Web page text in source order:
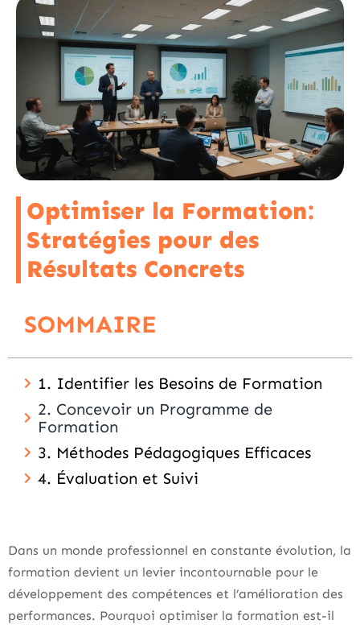
Optimiser la Formation:
Stratégies pour des
Résultats Concrets
SOMMAIRE
1. Identifier les Besoins de Formation
2. Concevoir un Programme de
Formation
3. Méthodes Pédagogiques Efficaces
4. Évaluation et Suivi
Dans un monde professionnel en constante évolution, la
formation devient un levier incontournable pour le
développement des compétences et l’amélioration des
performances. Pourquoi optimiser la formation est-il